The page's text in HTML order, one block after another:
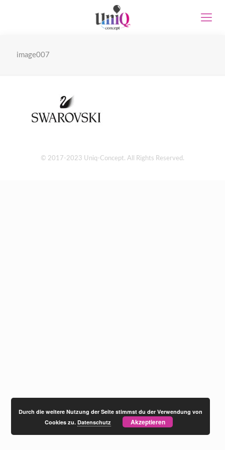
image007
© 2017-2023 Uniq-Concept. All Rights Reserved.
Durch die weitere Nutzung der Seite stimmst du der Verwendung von
Cookies zu.Datenschutz Akzeptieren